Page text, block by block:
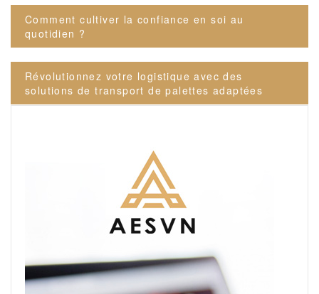
Navigation
de
l’article
Comment cultiver la confiance en soi au
quotidien ?
Révolutionnez votre logistique avec des
solutions de transport de palettes adaptées